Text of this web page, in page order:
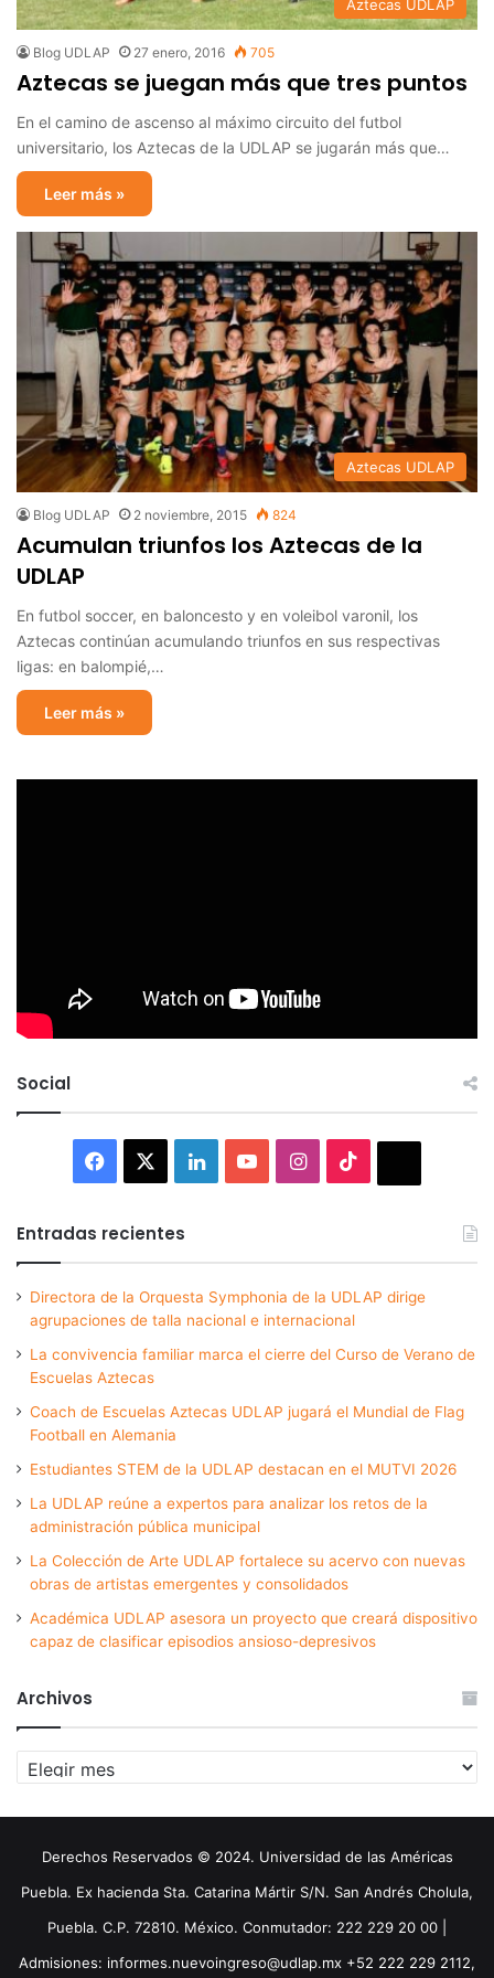
Aztecas UDLAP
Blog UDLAP 27 enero, 2016 705
Aztecas se juegan más que tres puntos
En el camino de ascenso al máximo circuito del futbol
universitario, los Aztecas de la UDLAP se jugarán más que…
Leer más »
Aztecas UDLAP
Blog UDLAP 2 noviembre, 2015 824
Acumulan triunfos los Aztecas de la
UDLAP
En futbol soccer, en baloncesto y en voleibol varonil, los
Aztecas continúan acumulando triunfos en sus respectivas
ligas: en balompié,…
Leer más »
Social
Facebook LinkedInYouTubeInstagram
Entradas recientes
Directora de la Orquesta Symphonia de la UDLAP dirige
agrupaciones de talla nacional e internacional
La convivencia familiar marca el cierre del Curso de Verano de
Escuelas Aztecas
Coach de Escuelas Aztecas UDLAP jugará el Mundial de Flag
Football en Alemania
Estudiantes STEM de la UDLAP destacan en el MUTVI 2026
La UDLAP reúne a expertos para analizar los retos de la
administración pública municipal
La Colección de Arte UDLAP fortalece su acervo con nuevas
obras de artistas emergentes y consolidados
Académica UDLAP asesora un proyecto que creará dispositivo
capaz de clasificar episodios ansioso-depresivos
Archivos
Archivos
Derechos Reservados © 2024. Universidad de las Américas
Puebla. Ex hacienda Sta. Catarina Mártir S/N. San Andrés Cholula,
Puebla. C.P. 72810. México. Conmutador: 222 229 20 00 |
Admisiones: informes.nuevoingreso@udlap.mx +52 222 229 2112,